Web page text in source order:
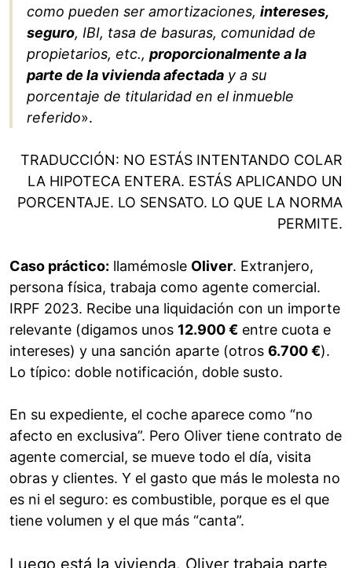
como pueden ser amortizaciones, intereses,
seguro, IBI, tasa de basuras, comunidad de
propietarios, etc., proporcionalmente a la
parte de la vivienda afectada y a su
porcentaje de titularidad en el inmueble
referido».
TRADUCCIÓN: NO ESTÁS INTENTANDO COLAR
LA HIPOTECA ENTERA. ESTÁS APLICANDO UN
PORCENTAJE. LO SENSATO. LO QUE LA NORMA
PERMITE.
Caso práctico: llamémosle Oliver. Extranjero,
persona física, trabaja como agente comercial.
IRPF 2023. Recibe una liquidación con un importe
relevante (digamos unos 12.900 € entre cuota e
intereses) y una sanción aparte (otros 6.700 €).
Lo típico: doble notificación, doble susto.
En su expediente, el coche aparece como “no
afecto en exclusiva”. Pero Oliver tiene contrato de
agente comercial, se mueve todo el día, visita
obras y clientes. Y el gasto que más le molesta no
es ni el seguro: es combustible, porque es el que
tiene volumen y el que más “canta”.
Luego está la vivienda. Oliver trabaja parte